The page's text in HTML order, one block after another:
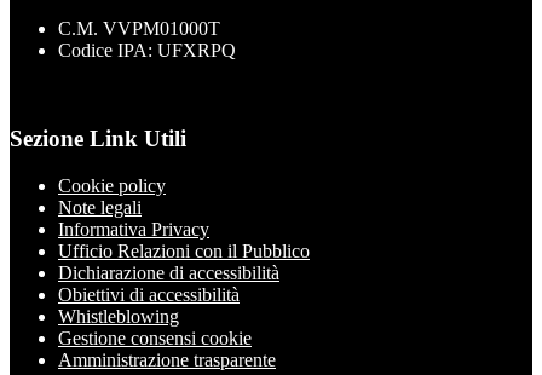
C.M. VVPM01000T
Codice IPA: UFXRPQ
Sezione Link Utili
Cookie policy
Note legali
Informativa Privacy
Ufficio Relazioni con il Pubblico
Dichiarazione di accessibilità
Obiettivi di accessibilità
Whistleblowing
Gestione consensi cookie
Amministrazione trasparente